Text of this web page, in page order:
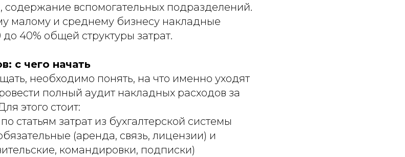
содержание вспомогательных подразделений.
малому и среднему бизнесу накладные
40% общей структуры затрат.
с чего начать
необходимо понять, на что именно уходят
полный аудит накладных расходов за
этого стоит:
статьям затрат из бухгалтерской системы
(аренда, связь, лицензии) и
командировки, подписки)